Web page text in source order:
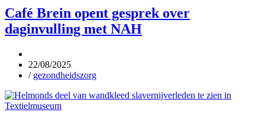
Café Brein opent gesprek over
daginvulling met NAH
22/08/2025
/ gezondheidszorg